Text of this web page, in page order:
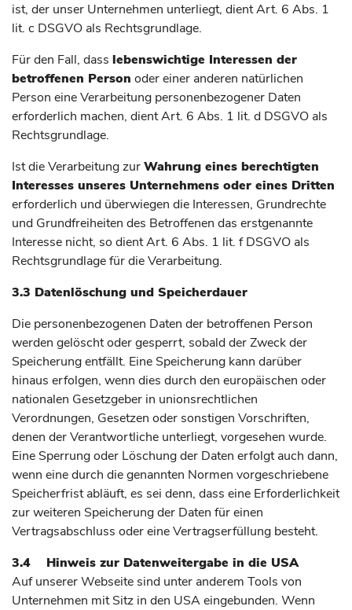
ist, der unser Unternehmen unterliegt, dient Art. 6 Abs. 1
lit. c DSGVO als Rechtsgrundlage.
Für den Fall, dass lebenswichtige Interessen der
betroffenen Person oder einer anderen natürlichen
Person eine Verarbeitung personenbezogener Daten
erforderlich machen, dient Art. 6 Abs. 1 lit. d DSGVO als
Rechtsgrundlage.
Ist die Verarbeitung zurWahrung eines berechtigten
Interesses unseres Unternehmens oder eines Dritten
erforderlich und überwiegen die Interessen, Grundrechte
und Grundfreiheiten des Betroffenen das erstgenannte
Interesse nicht, so dient Art. 6 Abs. 1 lit. f DSGVO als
Rechtsgrundlage für die Verarbeitung.
3.3 Datenlöschung und Speicherdauer
Die personenbezogenen Daten der betroffenen Person
werden gelöscht oder gesperrt, sobald der Zweck der
Speicherung entfällt. Eine Speicherung kann darüber
hinaus erfolgen, wenn dies durch den europäischen oder
nationalen Gesetzgeber in unionsrechtlichen
Verordnungen, Gesetzen oder sonstigen Vorschriften,
denen der Verantwortliche unterliegt, vorgesehen wurde.
Eine Sperrung oder Löschung der Daten erfolgt auch dann,
wenn eine durch die genannten Normen vorgeschriebene
Speicherfrist abläuft, es sei denn, dass eine Erforderlichkeit
zur weiteren Speicherung der Daten für einen
Vertragsabschluss oder eine Vertragserfüllung besteht.
3.4 Hinweis zur Datenweitergabe in die USA
Auf unserer Webseite sind unter anderem Tools von
Unternehmen mit Sitz in den USA eingebunden. Wenn